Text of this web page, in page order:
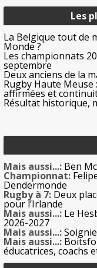
Les
La Belgique tout de
Monde ?
Les championnats
septembre
Deux anciens de la
Rugby Haute
affirmées et
Résultat historique,
Mais aussi...: Ben
Championnat:
Dendermonde
Rugby à 7: Deux
pour l’Irlande
Mais aussi...: Le
2026-2027
Mais aussi...:
Mais aussi...:
éducatrices, coachs